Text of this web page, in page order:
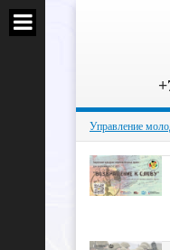
Управление